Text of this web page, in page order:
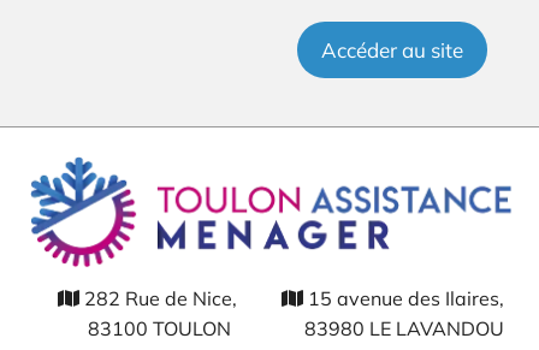
Accéder au site
282 Rue de Nice,
83100 TOULON
15 avenue des Ilaires,
83980 LE LAVANDOU